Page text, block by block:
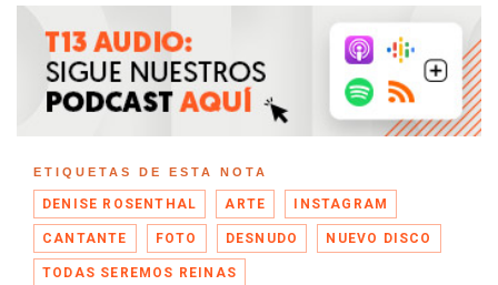
ETIQUETAS DE ESTA NOTA
DENISE ROSENTHAL ARTE INSTAGRAM
CANTANTE FOTO DESNUDO NUEVO DISCO
TODAS SEREMOS REINAS